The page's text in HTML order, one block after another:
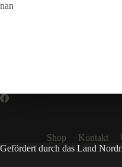
nan
Shop Kontakt
Gefördert durch das Land